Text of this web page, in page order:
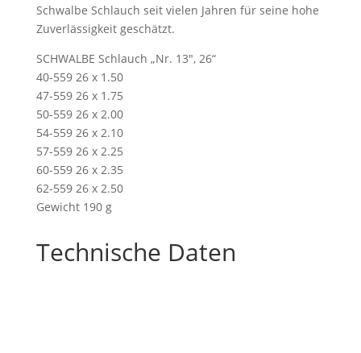
Schwalbe Schlauch seit vielen Jahren für seine hohe
Zuverlässigkeit geschätzt.
SCHWALBE Schlauch „Nr. 13″, 26“
40-559 26 x 1.50
47-559 26 x 1.75
50-559 26 x 2.00
54-559 26 x 2.10
57-559 26 x 2.25
60-559 26 x 2.35
62-559 26 x 2.50
Gewicht 190 g
Technische Daten